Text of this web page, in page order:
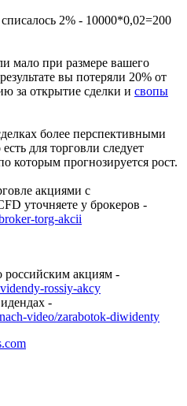
2% - 10000*0,02=200
мало при размере вашего
вы потеряли 20% от
за открытие сделки и свопы
более перспективными
для торговли следует
которым прогнозируется рост.
акциями с
уточняете у брокеров -
torg-akcii
российским акциям -
rossiy-akcy
-
video/zarabotok-diwidenty